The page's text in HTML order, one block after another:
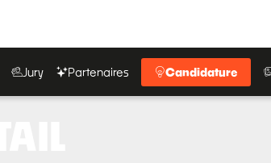
Jury Partenaires Candidature